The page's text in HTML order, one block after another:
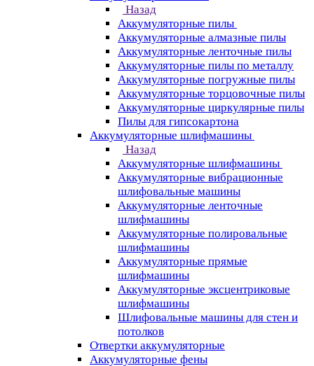
Назад
Аккумуляторные пилы
Аккумуляторные алмазные пилы
Аккумуляторные ленточные пилы
Аккумуляторные пилы по металлу
Аккумуляторные погружные пилы
Аккумуляторные торцовочные пилы
Аккумуляторные циркулярные пилы
Пилы для гипсокартона
Аккумуляторные шлифмашины
Назад
Аккумуляторные шлифмашины
Аккумуляторные вибрационные
шлифовальные машины
Аккумуляторные ленточные
шлифмашины
Аккумуляторные полировальные
шлифмашины
Аккумуляторные прямые
шлифмашины
Аккумуляторные эксцентриковые
шлифмашины
Шлифовальные машины для стен и
потолков
Отвертки аккумуляторные
Аккумуляторные фены